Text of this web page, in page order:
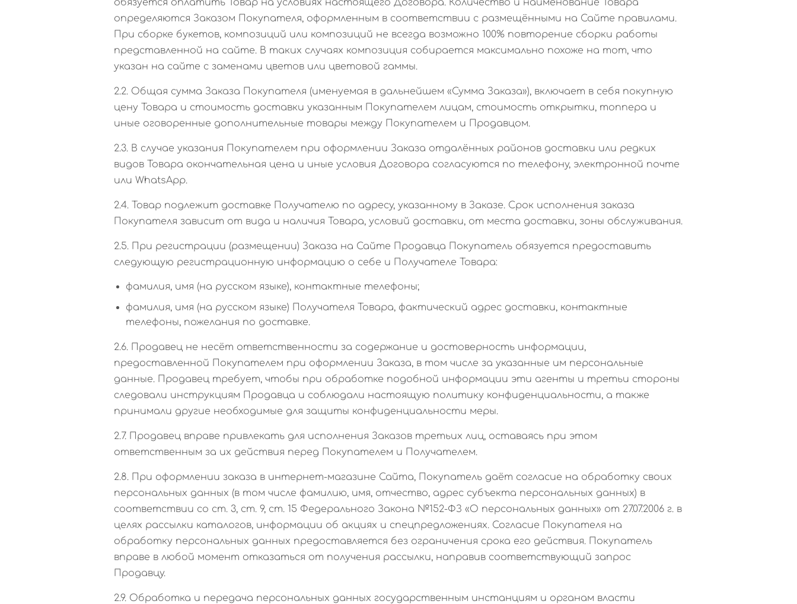
обязуется оплатить Товар на условиях настоящего Договора. Количество и наименование Товара
определяются Заказом Покупателя, оформленным в соответствии с размещёнными на Сайте правилами.
При сборке букетов, композиций или композиций не всегда возможно 100% повторение сборки работы
представленной на сайте. В таких случаях композиция собирается максимально похоже на тот, что
указан на сайте с заменами цветов или цветовой гаммы.
2.2. Общая сумма Заказа Покупателя (именуемая в дальнейшем «Сумма Заказа»), включает в себя покупную
цену Товара и стоимость доставки указанным Покупателем лицам, стоимость открытки, топпера и
иные оговоренные дополнительные товары между Покупателем и Продавцом.
2.3. В случае указания Покупателем при оформлении Заказа отдалённых районов доставки или редких
видов Товара окончательная цена и иные условия Договора согласуются по телефону, электронной почте
или WhatsApp.
2.4. Товар подлежит доставке Получателю по адресу, указанному в Заказе. Срок исполнения заказа
Покупателя зависит от вида и наличия Товара, условий доставки, от места доставки, зоны обслуживания.
2.5. При регистрации (размещении) Заказа на Сайте Продавца Покупатель обязуется предоставить
следующую регистрационную информацию о себе и Получателе Товара:
фамилия, имя (на русском языке), контактные телефоны;
фамилия, имя (на русском языке) Получателя Товара, фактический адрес доставки, контактные
телефоны, пожелания по доставке.
2.6. Продавец не несёт ответственности за содержание и достоверность информации,
предоставленной Покупателем при оформлении Заказа, в том числе за указанные им персональные
данные. Продавец требует, чтобы при обработке подобной информации эти агенты и третьи стороны
следовали инструкциям Продавца и соблюдали настоящую политику конфиденциальности, а также
принимали другие необходимые для защиты конфиденциальности меры.
2.7. Продавец вправе привлекать для исполнения Заказов третьих лиц, оставаясь при этом
ответственным за их действия перед Покупателем и Получателем.
2.8. При оформлении заказа в интернет-магазине Сайта, Покупатель даёт согласие на обработку своих
персональных данных (в том числе фамилию, имя, отчество, адрес субъекта персональных данных) в
соответствии со ст. 3, ст. 9, ст. 15 Федерального Закона №152-ФЗ «О персональных данных» от 27.07.2006 г. в
целях рассылки каталогов, информации об акциях и спецпредложениях. Согласие Покупателя на
обработку персональных данных предоставляется без ограничения срока его действия. Покупатель
вправе в любой момент отказаться от получения рассылки, направив соответствующий запрос
Продавцу.
2.9. Обработка и передача персональных данных государственным инстанциям и органам власти